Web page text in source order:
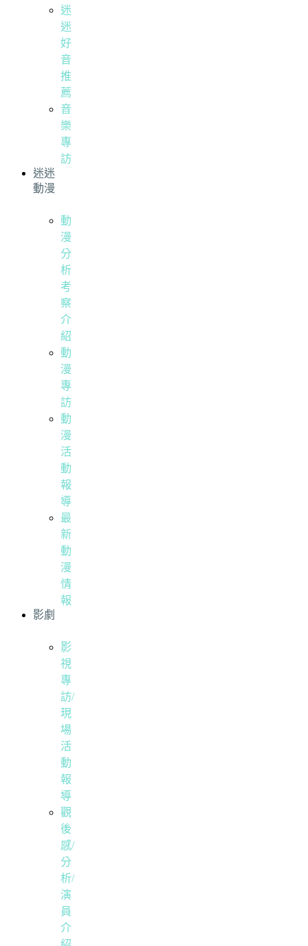
迷
迷
好
音
推
薦
音
樂
專
訪
迷迷
動漫
動
漫
分
析
考
察
介
紹
動
漫
專
訪
動
漫
活
動
報
導
最
新
動
漫
情
報
影劇
影
視
專
訪/
現
場
活
動
報
導
觀
後
感/
分
析/
演
員
介